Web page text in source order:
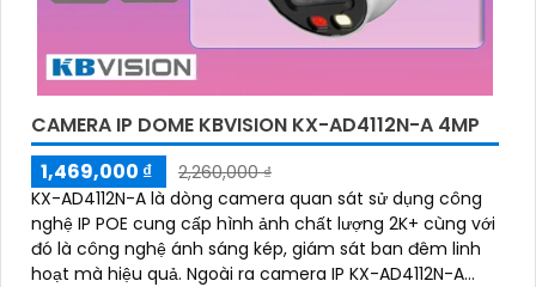
CAMERA IP DOME KBVISION KX-AD4112N-A 4MP
1,469,000 ₫
2,260,000 ₫
KX-AD4112N-A là dòng camera quan sát sử dụng công
nghệ IP POE cung cấp hình ảnh chất lượng 2K+ cùng với
đó là công nghệ ánh sáng kép, giám sát ban đêm linh
hoạt mà hiệu quả. Ngoài ra camera IP KX-AD4112N-A